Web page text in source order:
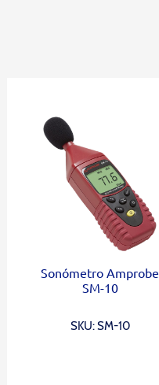
Sonómetro Amprobe
SM-10
SKU: SM-10